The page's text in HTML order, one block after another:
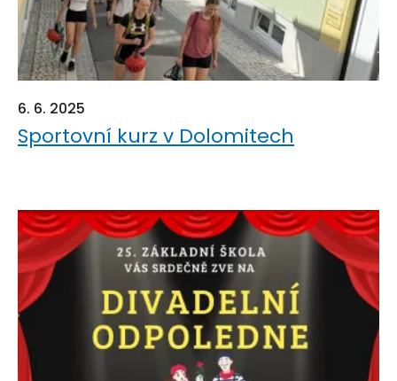
6. 6. 2025
Sportovní kurz v Dolomitech